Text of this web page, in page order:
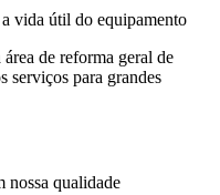
vida útil do equipamento
de reforma geral de
serviços para grandes
nossa qualidade